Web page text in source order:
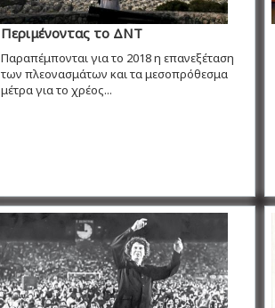
Περιμένοντας το ΔΝΤ
Παραπέμπονται για το 2018 η επανεξέταση
των πλεονασμάτων και τα μεσοπρόθεσμα
μέτρα για το χρέος...